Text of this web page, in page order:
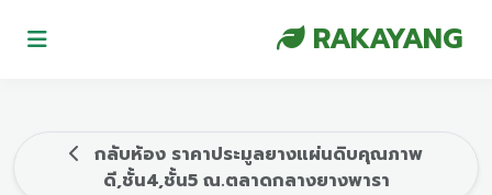
RAKAYANG
กลับห้อง ราคาประมูลยางแผ่นดิบคุณภาพ
ดี,ชั้น4,ชั้น5 ณ.ตลาดกลางยางพารา